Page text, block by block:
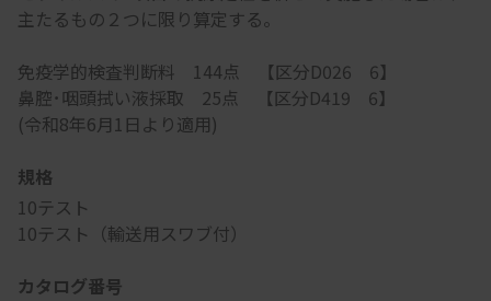
主たるもの２つに限り算定する。
免疫学的検査判断料 144点 【区分D026 6】
鼻腔･咽頭拭い液採取 25点 【区分D419 6】
(令和8年6月1日より適用)
規格
10テスト
10テスト（輸送用スワブ付）
カタログ番号